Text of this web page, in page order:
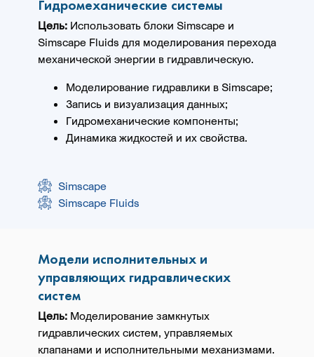
Гидромеханические системы
Цель: Использовать блоки Simscape и
Simscape Fluids для моделирования перехода
механической энергии в гидравлическую.
Моделирование гидравлики в Simscape;
Запись и визуализация данных;
Гидромеханические компоненты;
Динамика жидкостей и их свойства.
Simscape
Simscape Fluids
Модели исполнительных и
управляющих гидравлических
систем
Цель: Моделирование замкнутых
гидравлических систем, управляемых
клапанами и исполнительными механизмами.